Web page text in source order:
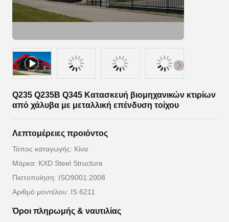
Q235 Q235B Q345 Κατασκευή βιομηχανικών κτιρίων
από χάλυβα με μεταλλική επένδυση τοίχου
Λεπτομέρειες προιόντος
Τόπος καταγωγής: Κίνα
Μάρκα: KXD Steel Structure
Πιστοποίηση: ISO9001:2008
Αριθμό μοντέλου: IS 6211
Όροι πληρωμής & ναυτιλίας